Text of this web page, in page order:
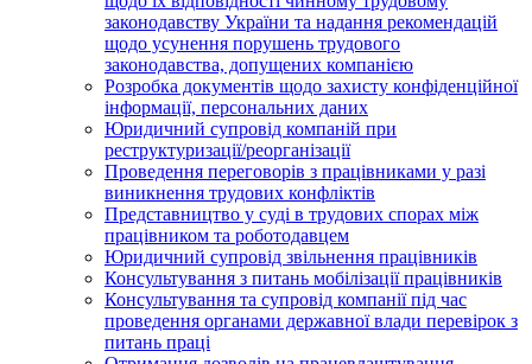
законодавству України та надання рекомендацій
щодо усунення порушень трудового
законодавства, допущених компанією
Розробка документів щодо захисту конфіденційної
інформації, персональних даних
Юридичний супровід компаній при
реструктуризації/реорганізації
Проведення переговорів з працівниками у разі
виникнення трудових конфліктів
Представництво у суді в трудових спорах між
працівником та роботодавцем
Юридичний супровід звільнення працівників
Консультування з питань мобілізації працівників
Консультування та супровід компанії під час
проведення органами державної влади перевірок з
питань праці